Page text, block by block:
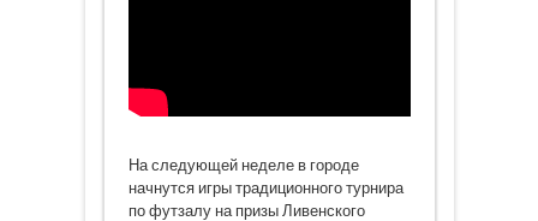
На следующей неделе в городе
начнутся игры традиционного турнира
по футзалу на призы Ливенского